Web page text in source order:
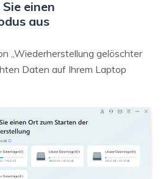
einen
aus
„Wiederherstellung gelöschter
Daten auf Ihrem Laptop